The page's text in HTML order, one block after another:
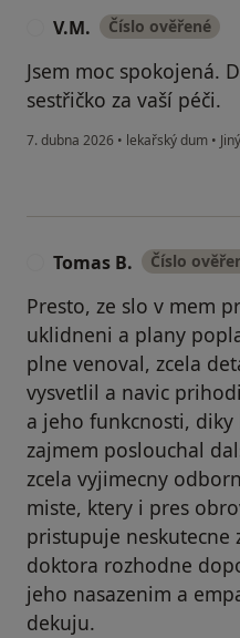
V.M. Číslo ověřené
Jsem moc spokojená.
sestřičko za vaší péči.
7. dubna 2026 • lekařský dum • Jiný
Tomas B. Číslo
Presto, ze slo v mem
uklidneni a plany
plne venoval, zcela
vysvetlil a navic
a jeho funkcnosti, diky
zajmem poslouchal
zcela vyjimecny
miste, ktery i pres
pristupuje neskutecne
doktora rozhodne
jeho nasazenim a
dekuju.